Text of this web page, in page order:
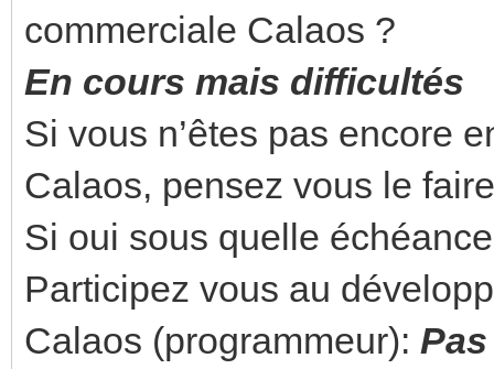
commerciale Calaos ?
En cours mais difficultés
Si vous n’êtes pas encore
Calaos, pensez vous le
Si oui sous quelle
Participez vous au
Calaos (programmeur):